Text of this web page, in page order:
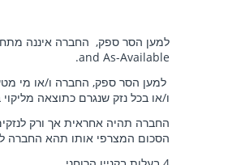
and As-Available
.
למען הסר ספק, החברה ו/או מי
ו/או בכל נזק שנגרם כתוצאה
החברה תהיה אחראית אך ורק
הסכום המצרפי אותו תהא החברה לשלם